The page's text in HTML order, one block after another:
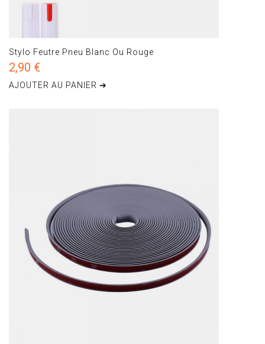
Stylo Feutre Pneu Blanc Ou Rouge
2,90 €
AJOUTER AU PANIER ➔